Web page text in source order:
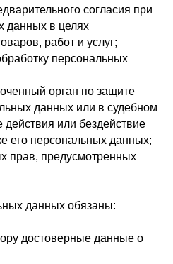
согласия при
данных в целях
работ и услуг;
персональных
орган по защите
данных или в судебном
или бездействие
его персональных данных;
прав, предусмотренных
данных обязаны:
достоверные данные о